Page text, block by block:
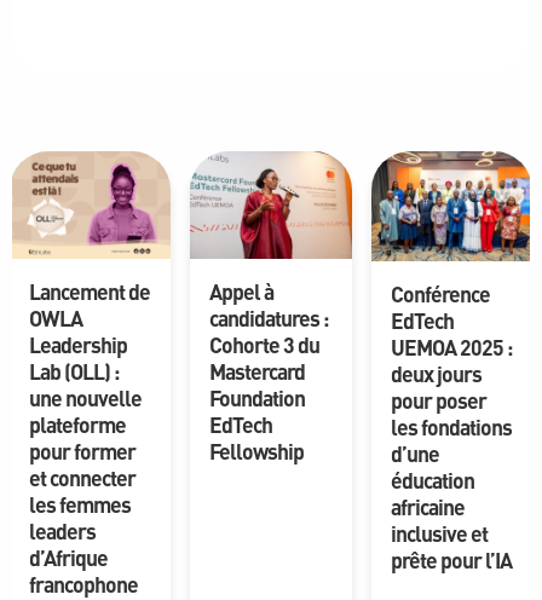
Lancement de
OWLA
Leadership
Lab (OLL) :
une nouvelle
plateforme
pour former
et connecter
les femmes
leaders
d’Afrique
francophone
Appel à
candidatures :
Cohorte 3 du
Mastercard
Foundation
EdTech
Fellowship
Conférence
EdTech
UEMOA 2025 :
deux jours
pour poser
les fondations
d’une
éducation
africaine
inclusive et
prête pour l’IA